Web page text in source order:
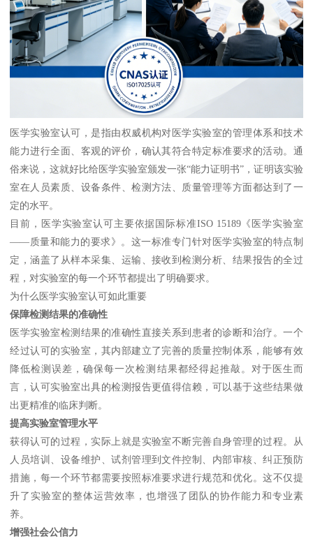
医学实验室认可，是指由权威机构对医学实验室的管理体系和技术
能力进行全面、客观的评价，确认其符合特定标准要求的活动。通
俗来说，这就好比给医学实验室颁发一张“能力证明书”，证明该实验
室在人员素质、设备条件、检测方法、质量管理等方面都达到了一
定的水平。
目前，医学实验室认可主要依据国际标准ISO 15189《医学实验室
——质量和能力的要求》。这一标准专门针对医学实验室的特点制
定，涵盖了从样本采集、运输、接收到检测分析、结果报告的全过
程，对实验室的每一个环节都提出了明确要求。
为什么医学实验室认可如此重要
保障检测结果的准确性
医学实验室检测结果的准确性直接关系到患者的诊断和治疗。一个
经过认可的实验室，其内部建立了完善的质量控制体系，能够有效
降低检测误差，确保每一次检测结果都经得起推敲。对于医生而
言，认可实验室出具的检测报告更值得信赖，可以基于这些结果做
出更精准的临床判断。
提高实验室管理水平
获得认可的过程，实际上就是实验室不断完善自身管理的过程。从
人员培训、设备维护、试剂管理到文件控制、内部审核、纠正预防
措施，每一个环节都需要按照标准要求进行规范和优化。这不仅提
升了实验室的整体运营效率，也增强了团队的协作能力和专业素
养。
增强社会公信力